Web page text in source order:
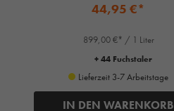
44,95 €*
899,00 €* / 1 Liter
+ 44 Fuchstaler
Lieferzeit 3-7 Arbeitstage
IN DEN WARENKORB